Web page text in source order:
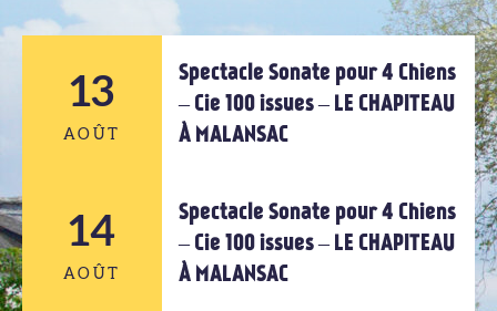
13
AOÛT
13
AOÛT
Spectacle Sonate pour 4 Chiens
– Cie 100 issues – LE CHAPITEAU
À MALANSAC
14
AOÛT
Spectacle Sonate pour 4 Chiens
– Cie 100 issues – LE CHAPITEAU
À MALANSAC